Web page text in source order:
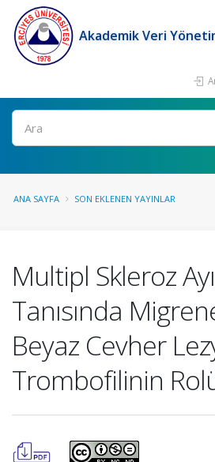
Akademik Veri
Ara
ANA SAYFA SON EKLENEN YAYINLAR
Multipl Skleroz
Tanısında
Beyaz Cevher
Trombofilinin